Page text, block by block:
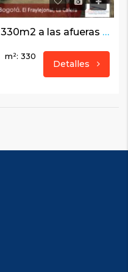
Linda casa campestre de 330m2 a las afueras de Bogotá. El Fraylejonal, La Calera
m²: 330
Detalles